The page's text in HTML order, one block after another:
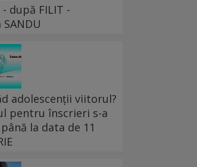
după FILIT -
adolescenții viitorul?
pentru înscrieri s-a
la data de 11